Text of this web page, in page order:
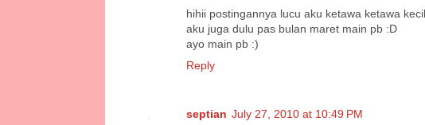
hihii postingannya lucu aku ketawa ketawa
aku juga dulu pas bulan maret main pb :D
ayo main pb :)
Reply
septian July 27, 2010 at 10:49 PM